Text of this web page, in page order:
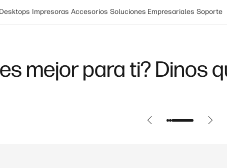
Desktops Impresoras Accesorios Soluciones Empresariales Soporte
mejor para ti? Dinos